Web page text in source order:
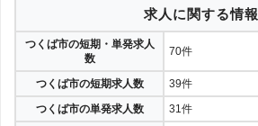
求人に関する情報
つくば市の短期・単発求人
数
70件
つくば市の短期求人数
39件
つくば市の単発求人数
31件